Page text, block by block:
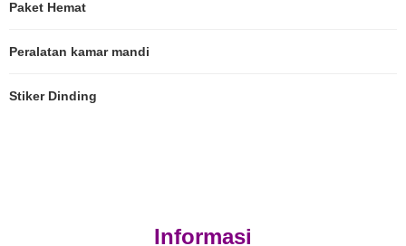
Paket Hemat
Peralatan kamar mandi
Stiker Dinding
Informasi